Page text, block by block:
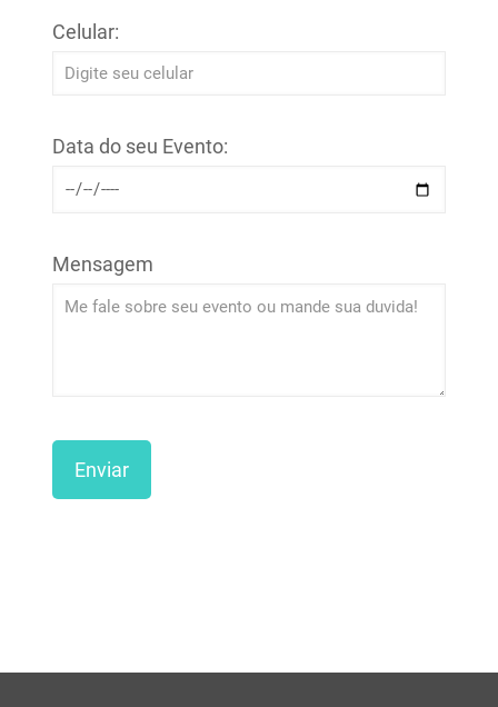
Celular:
Data do seu Evento:
Mensagem